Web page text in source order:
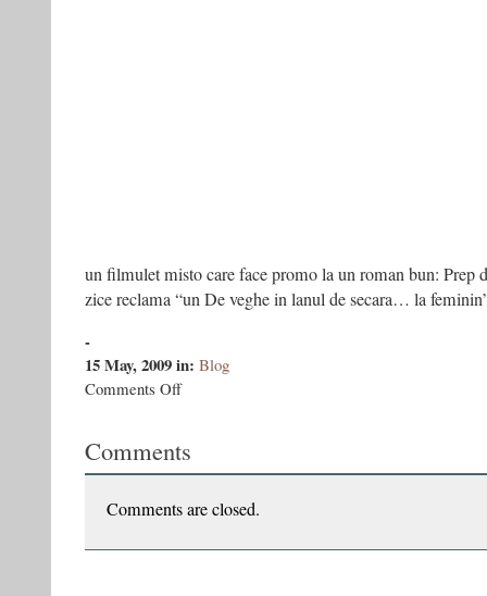
un filmulet misto care face promo la un roman bun:
zice reclama “un De veghe in lanul de secara… la
-
15 May, 2009in: Blog
Comments Offon
Comments
Comments are closed.